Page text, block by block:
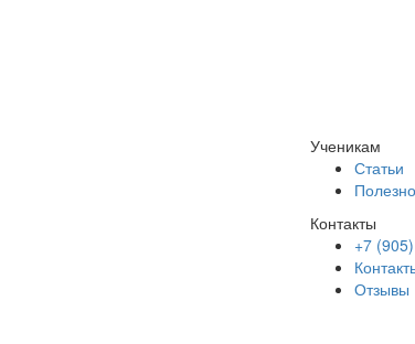
Ученикам
Статьи
Контакты
+7
Отзывы